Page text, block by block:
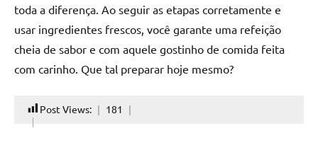
toda a diferença. Ao seguir as etapas corretamente e
usar ingredientes frescos, você garante uma refeição
cheia de sabor e com aquele gostinho de comida feita
com carinho. Que tal preparar hoje mesmo?
Post Views: 181